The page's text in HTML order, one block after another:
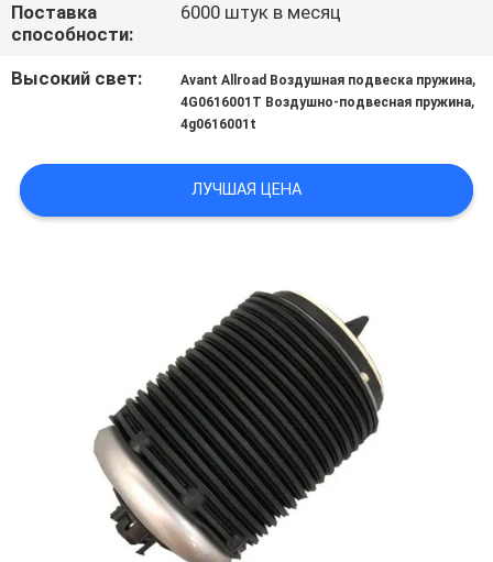
Поставка
способности:
6000 штук в месяц
Высокий свет: Avant Allroad Воздушная подвеска пружина,
4G0616001T Воздушно-подвесная пружина,
4g0616001t
ЛУЧШАЯ ЦЕНА